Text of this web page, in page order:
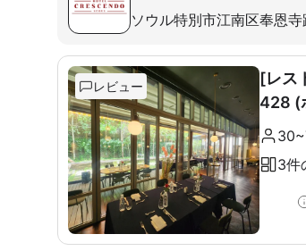
ソウル特別市江南区奉恩
レビュー
[レス
428 (
席+ル
3件